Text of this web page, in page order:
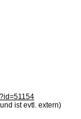
ist evtl. extern)